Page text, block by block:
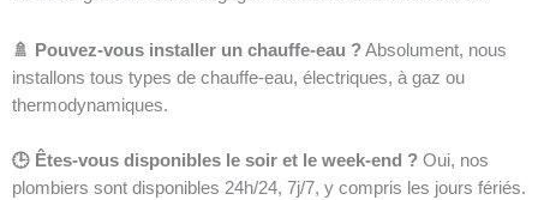
🚿 Pouvez-vous installer un chauffe-eau ?Absolument, nous
installons tous types de chauffe-eau, électriques, à gaz ou
thermodynamiques.
🕒 Êtes-vous disponibles le soir et le week-end ? Oui, nos
plombiers sont disponibles 24h/24, 7j/7, y compris les jours fériés.